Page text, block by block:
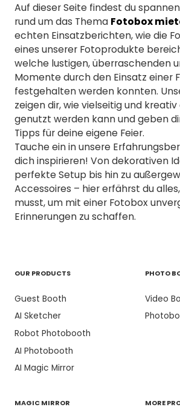
Auf dieser Seite findest du
rund um das Thema Fotobox
echten Einsatzberichten, wie die
eines unserer Fotoprodukte
welche lustigen, überraschenden
Momente durch den Einsatz einer
festgehalten werden konnten.
zeigen dir, wie vielseitig und
genutzt werden kann und geben
Tipps für deine eigene Feier.
Tauche ein in unsere
dich inspirieren! Von dekorativen
perfekte Setup bis hin zu
Accessoires – hier erfährst du
musst, um mit einer Fotobox
Erinnerungen zu schaffen.
OUR PRODUCTS
Guest Booth
AI Sketcher
Robot Photobooth
AI Photobooth
AI Magic Mirror
PHOTO
Video
MAGIC MIRROR MORE